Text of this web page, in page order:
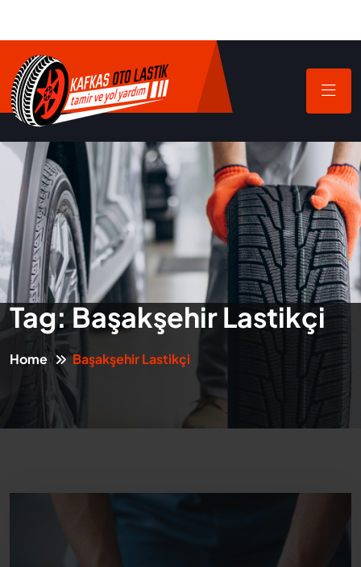
Tag:Başakşehir Lastikçi
Home Başakşehir Lastikçi